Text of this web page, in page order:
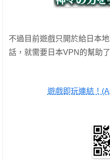
不過目前遊戲只開於給日本
話，就需要日本VPN的幫助了
遊戲即玩連結！